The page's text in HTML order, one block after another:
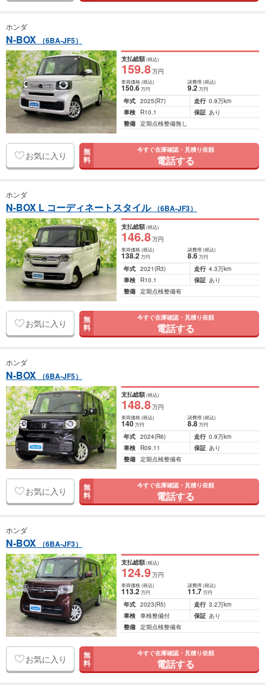
ホンダ
N-BOX （6BA-JF5）
支払総額(税込)
159.8万円
車両価格(税込)
150.6万円
諸費用 (税込)
9.2 万円
年式 2025(R7) 走行 0.9万km
車検
R10.1 保証 あり
整備 定期点検整備無し
お気に入り 無
料
今すぐ在庫確認・見積り依頼
電話する
ホンダ
N-BOX L コーディネートスタイル （6BA-JF3）
支払総額(税込)
146.8万円
車両価格(税込)
138.2万円
諸費用 (税込)
8.6 万円
年式 2021(R3) 走行 4.3万km
車検
R10.1 保証 あり
整備 定期点検整備有
お気に入り 無
料
今すぐ在庫確認・見積り依頼
電話する
ホンダ
N-BOX （6BA-JF5）
支払総額(税込)
148.8万円
車両価格(税込)
140万円
諸費用 (税込)
8.8 万円
年式 2024(R6) 走行 0.9万km
車検
R09.11 保証 あり
整備 定期点検整備有
お気に入り 無
料
今すぐ在庫確認・見積り依頼
電話する
ホンダ
N-BOX （6BA-JF3）
支払総額(税込)
124.9万円
車両価格(税込)
113.2万円
諸費用 (税込)
11.7 万円
年式 2023(R5) 走行 3.2万km
車検 車検整備付 保証 あり
整備 定期点検整備有
お気に入り 無
料
今すぐ在庫確認・見積り依頼
電話する